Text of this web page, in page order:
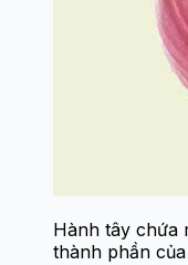
Hành tây chứa
thành phần